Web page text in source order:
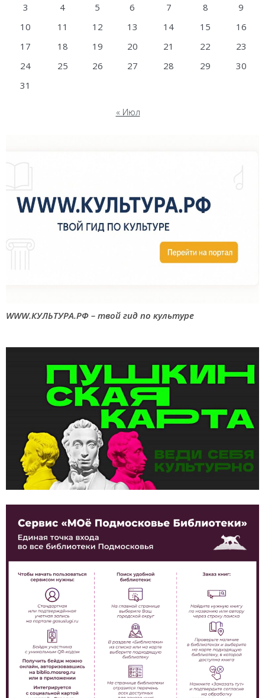
3
4 5 6 7 8
9
10
11 12 13 14 15
16
17
18 19 20 21 22
23
24
25 26 27 28 29
30
31
« Июл
WWW.КУЛЬТУРА.РФ – твой гид по культуре